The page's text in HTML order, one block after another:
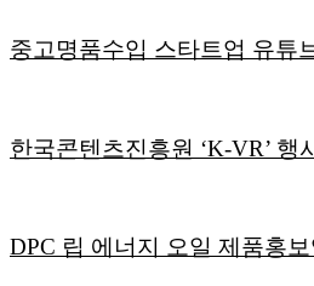
중고명품수입 스타트업 유튜
한국콘텐츠진흥원 ‘K-VR’ 행
DPC 립 에너지 오일 제품홍